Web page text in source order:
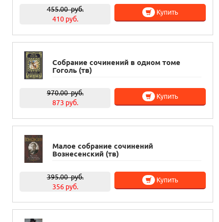
455.00руб.
410 руб.
Купить
Собрание сочинений в одном томе
Гоголь (тв)
970.00руб.
873 руб.
Купить
Малое собрание сочинений
Вознесенский (тв)
395.00руб.
356 руб.
Купить